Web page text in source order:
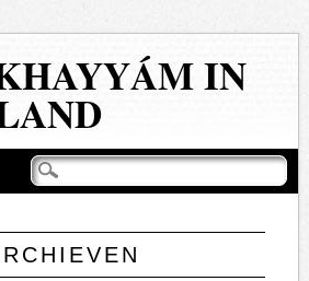
IN